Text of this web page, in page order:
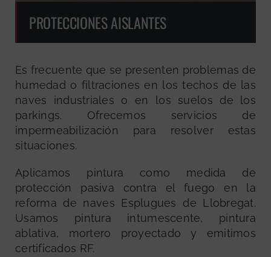
PROTECCIONES AISLANTES
Es frecuente que se presenten problemas de
humedad o filtraciones en los techos de las
naves industriales o en los suelos de los
parkings. Ofrecemos servicios de
impermeabilización para resolver estas
situaciones.
Aplicamos pintura como medida de
protección pasiva contra el fuego en la
reforma de naves Esplugues de Llobregat.
Usamos pintura intumescente, pintura
ablativa, mortero proyectado y emitimos
certificados RF.